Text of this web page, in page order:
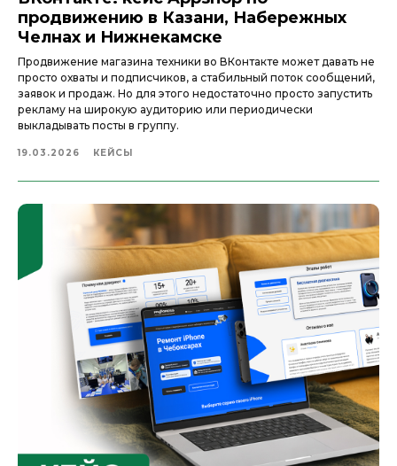
продвижению в Казани, Набережных
Челнах и Нижнекамске
Продвижение магазина техники во ВКонтакте может давать не
просто охваты и подписчиков, а стабильный поток сообщений,
заявок и продаж. Но для этого недостаточно просто запустить
рекламу на широкую аудиторию или периодически
выкладывать посты в группу.
19.03.2026 КЕЙСЫ